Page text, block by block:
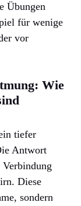
Übungen
für wenige
vor
Wie
tiefer
Antwort
Diese
sondern